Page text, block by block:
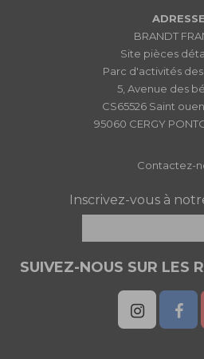
ADRESSE
BRANDT
Site pièces
Parc d'activités
5, Avenue des
CS65526 Saint
95060 CERGY
Contactez-
Inscrivez-vous à
SUIVEZ-NOUS SUR LES